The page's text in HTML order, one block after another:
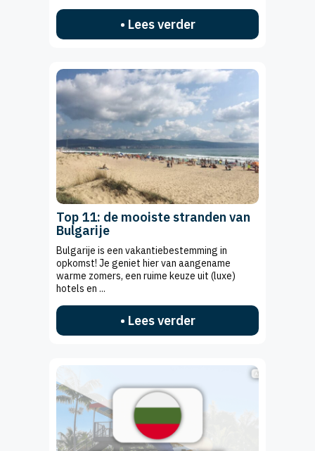
• Lees verder
Top 11: de mooiste stranden van
Bulgarije
Bulgarije is een vakantiebestemming in
opkomst! Je geniet hier van aangename
warme zomers, een ruime keuze uit (luxe)
hotels en ...
• Lees verder